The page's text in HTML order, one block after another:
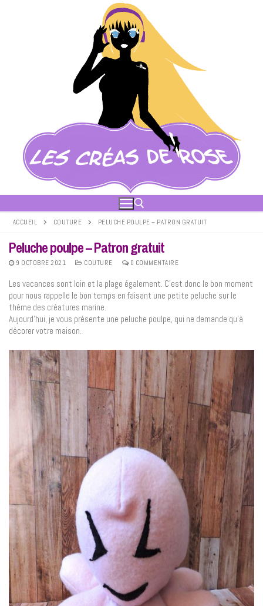
Rechercher :
ACCUEIL COUTURE PELUCHE POULPE – PATRON GRATUIT
Peluche poulpe – Patron gratuit
9 OCTOBRE 2021 COUTURE 0 COMMENTAIRE
Les vacances sont loin et la plage également. C’est donc le bon moment
pour nous rappelle le bon temps en faisant une petite peluche sur le
thème des créatures marine.
Aujourd’hui, je vous présente une peluche poulpe, qui ne demande qu’à
décorer votre maison.